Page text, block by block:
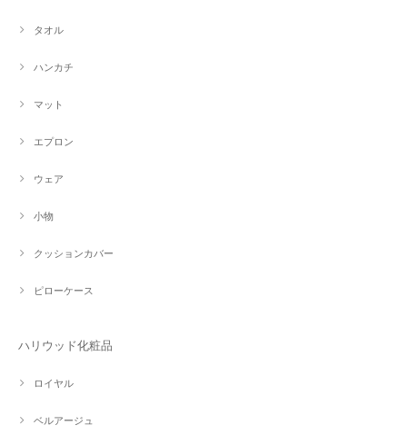
タオル
ハンカチ
マット
エプロン
ウェア
小物
クッションカバー
ピローケース
ハリウッド化粧品
ロイヤル
ベルアージュ